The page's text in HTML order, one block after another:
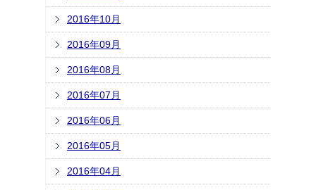
2016年10月
2016年09月
2016年08月
2016年07月
2016年06月
2016年05月
2016年04月